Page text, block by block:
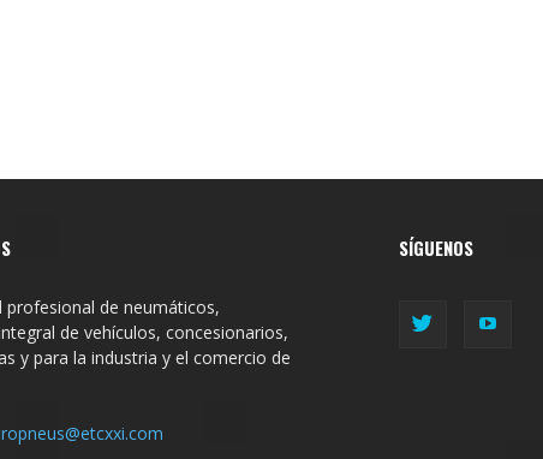
profesional de neumáticos,
de vehículos, concesionarios,
y para la industria y el comercio de
SÍGUENOS